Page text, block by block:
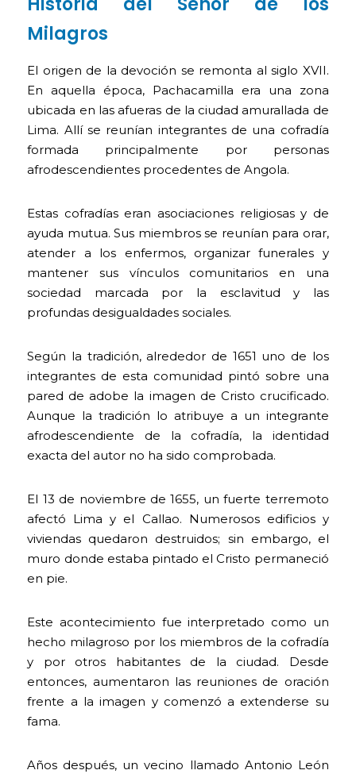
Milagros
El origen de la devoción se remonta al siglo XVII.
En aquella época, Pachacamilla era una zona
ubicada en las afueras de la ciudad amurallada de
Lima. Allí se reunían integrantes de una cofradía
formada principalmente por personas
afrodescendientes procedentes de Angola.
Estas cofradías eran asociaciones religiosas y de
ayuda mutua. Sus miembros se reunían para orar,
atender a los enfermos, organizar funerales y
mantener sus vínculos comunitarios en una
sociedad marcada por la esclavitud y las
profundas desigualdades sociales.
Según la tradición, alrededor de 1651 uno de los
integrantes de esta comunidad pintó sobre una
pared de adobe la imagen de Cristo crucificado.
Aunque la tradición lo atribuye a un integrante
afrodescendiente de la cofradía, la identidad
exacta del autor no ha sido comprobada.
El 13 de noviembre de 1655, un fuerte terremoto
afectó Lima y el Callao. Numerosos edificios y
viviendas quedaron destruidos; sin embargo, el
muro donde estaba pintado el Cristo permaneció
en pie.
Este acontecimiento fue interpretado como un
hecho milagroso por los miembros de la cofradía
y por otros habitantes de la ciudad. Desde
entonces, aumentaron las reuniones de oración
frente a la imagen y comenzó a extenderse su
fama.
Años después, un vecino llamado Antonio León